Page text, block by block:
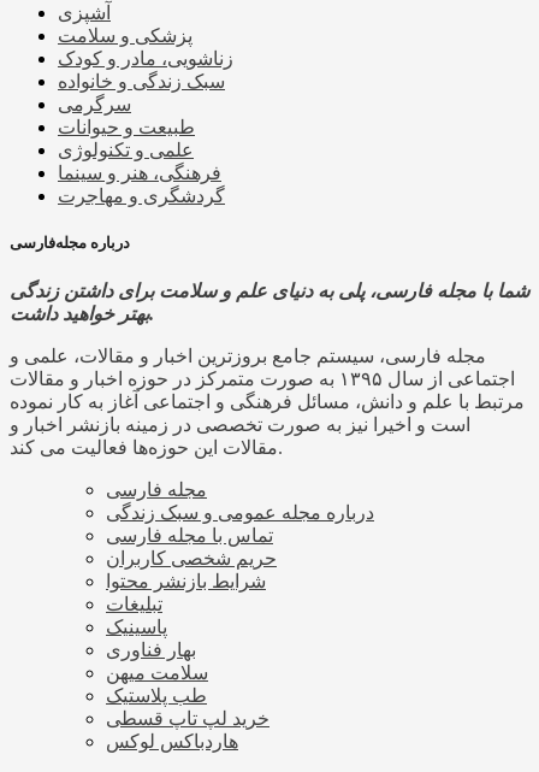
آشپزی
پزشکی و سلامت
زناشویی، مادر و کودک
سبک زندگی و خانواده
سرگرمی
طبیعت و حیوانات
علمی و تکنولوژی
فرهنگی، هنر و سینما
گردشگری و مهاجرت
درباره مجله‌فارسی
شما با مجله فارسی، پلی به دنیای علم و سلامت برای داشتن زندگی
بهتر خواهید داشت.
مجله فارسی، سیستم جامع بروزترین اخبار و مقالات، علمی و
اجتماعی از سال ۱۳۹۵ به صورت متمرکز در حوزه اخبار و مقالات
مرتبط با علم و دانش، مسائل فرهنگی و اجتماعی آغاز به کار نموده
است و اخیرا نیز به صورت تخصصی در زمینه بازنشر اخبار و
مقالات این حوزه‌ها فعالیت می کند.
مجله فارسی
درباره مجله عمومی و سبک زندگی
تماس با مجله فارسی
حریم شخصی کاربران
شرایط بازنشر محتوا
تبلیغات
پاسینیک
بهار فناوری
سلامت میهن
طب پلاستیک
خرید لپ تاپ قسطی
هاردباکس لوکس